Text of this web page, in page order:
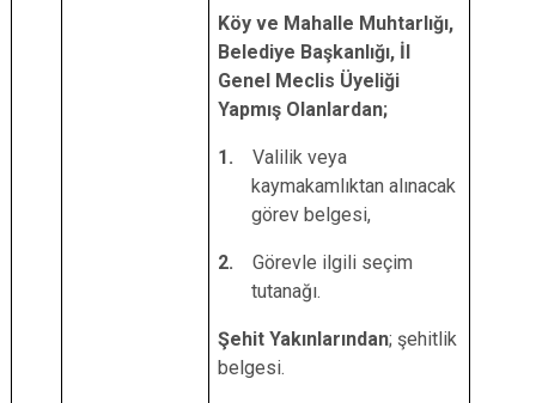
Köy ve Mahalle Muhtarlığı,
Belediye Başkanlığı, İl
Genel Meclis Üyeliği
Yapmış Olanlardan;
1. Valilik veya
kaymakamlıktan alınacak
görev belgesi,
2. Görevle ilgili seçim
tutanağı.
Şehit Yakınlarından; şehitlik
belgesi.